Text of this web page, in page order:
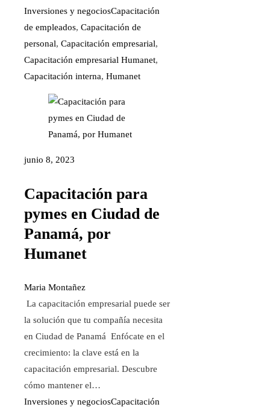
Inversiones y negociosCapacitación
de empleados, Capacitación de
personal, Capacitación empresarial,
Capacitación empresarial Humanet,
Capacitación interna, Humanet
junio 8, 2023
Capacitación para
pymes en Ciudad de
Panamá, por
Humanet
Maria Montañez
La capacitación empresarial puede ser
la solución que tu compañía necesita
en Ciudad de Panamá Enfócate en el
crecimiento: la clave está en la
capacitación empresarial. Descubre
cómo mantener el…
Inversiones y negociosCapacitación